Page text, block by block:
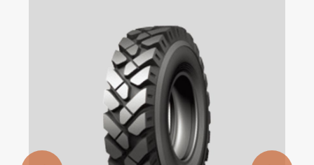
Loader L5 L5S Reifen – Radial
Mehr sehen >>